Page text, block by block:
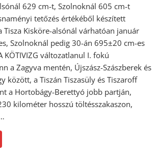
629 cm-t, Szolnoknál 605 cm-t
tetőzés értékéből készített
Tisza Kisköre-alsónál várhatóan január
Szolnoknál pedig 30-án 695±20 cm-es
KÖTIVIZG változatlanul I. fokú
a Zagyva mentén, Újszász-Szászberek és
között, a Tiszán Tiszasüly és Tiszaroff
a Hortobágy-Berettyó jobb partján,
kilométer hosszú töltésszakaszon,